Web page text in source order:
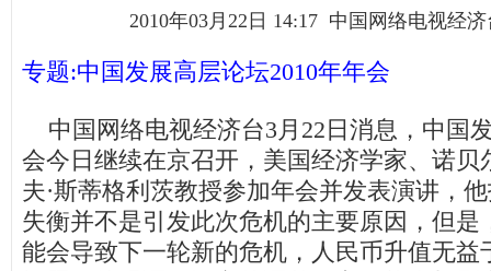
2010年03月22日 14:17 中国网络电视经
专题:中国发展高层论坛2010年年会
中国网络电视经济台3月22日消息，中国
会今日继续在京召开，美国经济学家、诺贝
夫·斯蒂格利茨教授参加年会并发表演讲，
失衡并不是引发此次危机的主要原因，但是
能会导致下一轮新的危机，人民币升值无益